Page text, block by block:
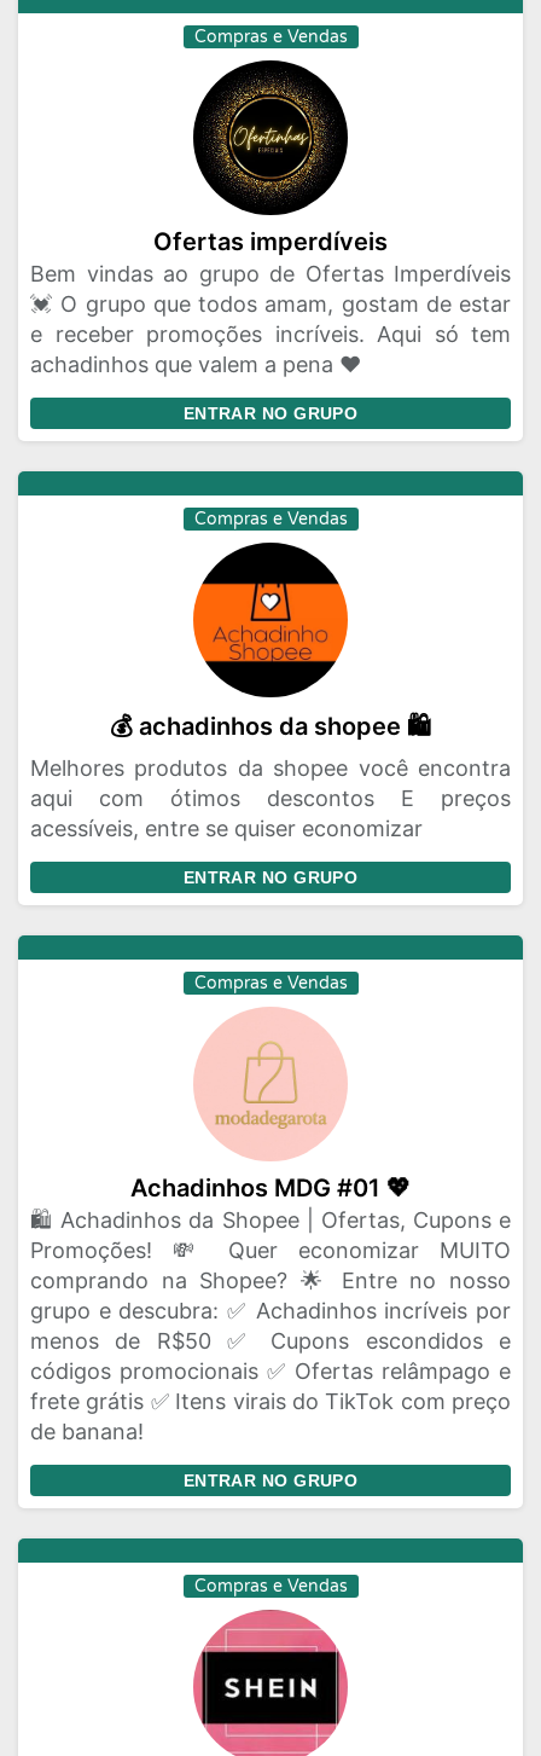
Compras e Vendas
Ofertas imperdíveis
Bem vindas ao grupo de Ofertas Imperdíveis
💓 O grupo que todos amam, gostam de estar
e receber promoções incríveis. Aqui só tem
achadinhos que valem a pena ❤️
ENTRAR NO GRUPO
Compras e Vendas
💰 achadinhos da shopee 🛍️
Melhores produtos da shopee você encontra
aqui com ótimos descontos E preços
acessíveis, entre se quiser economizar
ENTRAR NO GRUPO
Compras e Vendas
Achadinhos MDG #01 💖
🛍️ Achadinhos da Shopee | Ofertas, Cupons e
Promoções! 💸 Quer economizar MUITO
comprando na Shopee? 🌟 Entre no nosso
grupo e descubra: ✅ Achadinhos incríveis por
menos de R$50 ✅ Cupons escondidos e
códigos promocionais ✅ Ofertas relâmpago e
frete grátis ✅ Itens virais do TikTok com preço
de banana!
ENTRAR NO GRUPO
Compras e Vendas